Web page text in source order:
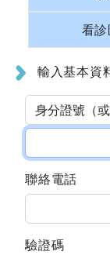
看診
輸入基本資
聯絡電話
驗證碼